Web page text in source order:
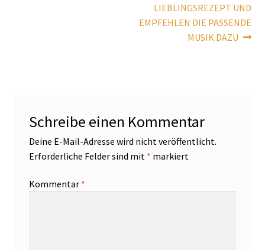
LIEBLINGSREZEPT UND
EMPFEHLEN DIE PASSENDE
MUSIK DAZU
Schreibe einen Kommentar
Deine E-Mail-Adresse wird nicht veröffentlicht.
Erforderliche Felder sind mit * markiert
Kommentar *